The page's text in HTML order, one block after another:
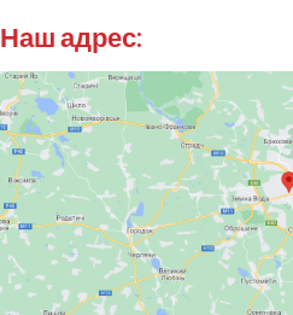
Наш адрес: